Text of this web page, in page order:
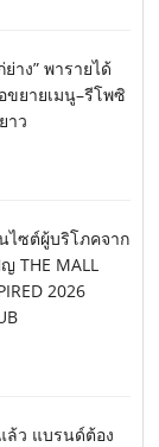
าง” พารายได้
ขยายเมนู–รีโพซิ
าว
ไซต์ผู้บริโภคจาก
THE MALL
2026
ล้ว แบรนด์ต้อง